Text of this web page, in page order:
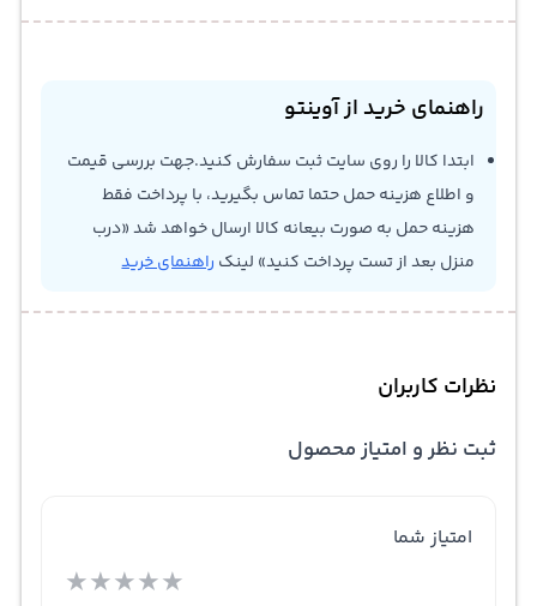
راهنمای خرید از آوینتو
ابتدا کالا را روی سایت ثبت سفارش کنید.جهت بررسی قیمت
و اطلاع هزینه حمل حتما تماس بگیرید، با پرداخت فقط
هزینه حمل به صورت بیعانه کالا ارسال خواهد شد «درب
منزل بعد از تست پرداخت کنید» لینک راهنمای خرید
نظرات کاربران
ثبت نظر و امتیاز محصول
امتیاز شما
★★★★★